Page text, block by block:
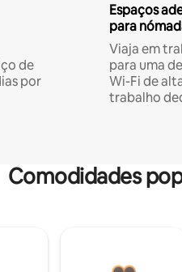
de
por
Espaços
para
Viaja em
para uma
Wi-Fi de
trabalho
Comodidades